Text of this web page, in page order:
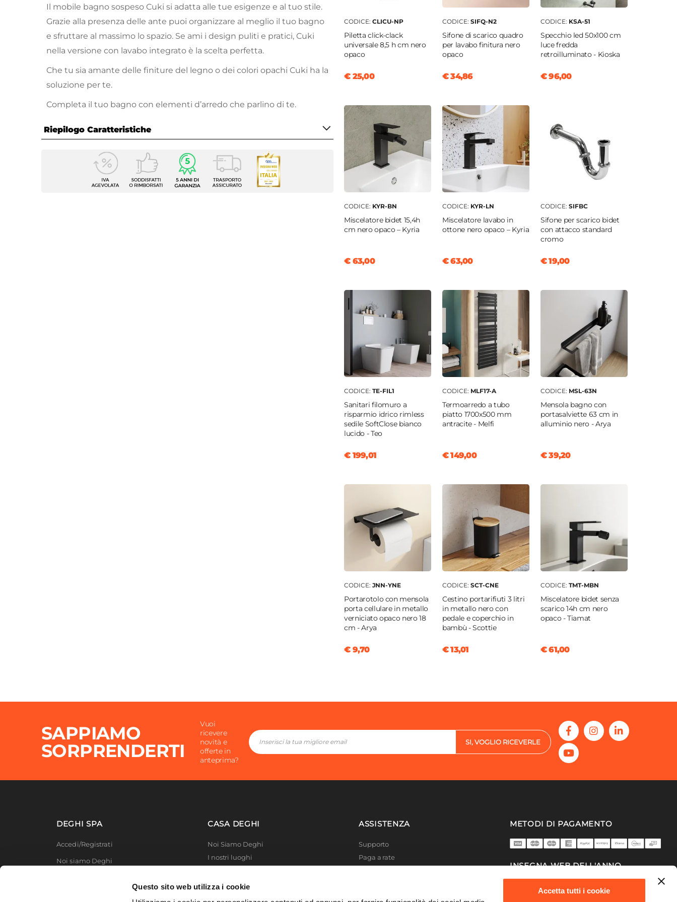
Questo sito web utilizza i cookie
Accetta tutti i cookie
Il mobile bagno sospeso Cuki si adatta alle tue esigenze e al tuo stile.
Grazie alla presenza delle ante puoi organizzare al meglio il tuo bagno
e sfruttare al massimo lo spazio. Se ami i design puliti e pratici, Cuki
nella versione con lavabo integrato è la scelta perfetta.
Che tu sia amante delle finiture del legno o dei colori opachi Cuki ha la
soluzione per te.
Completa il tuo bagno con elementi d’arredo che parlino di te.
Riepilogo Caratteristiche
Caratteristiche Mobile
Larghezza
160 cm
Profondità
45,8 cm
CODICE: CLICU-NP
Piletta click-clack
universale 8,5 h cm nero
opaco
€ 25,00
CODICE: SIFQ-N2
Sifone di scarico quadro
per lavabo finitura nero
opaco
€ 34,86
CODICE: KSA-51
Specchio led 50x100 cm
luce fredda
retroilluminato - Kioska
€ 96,00
CODICE: KYR-BN
Miscelatore bidet 15,4h
cm nero opaco – Kyria
€ 63,00
CODICE: KYR-LN
Miscelatore lavabo in
ottone nero opaco – Kyria
€ 63,00
CODICE: SIFBC
Sifone per scarico bidet
con attacco standard
cromo
€ 19,00
CODICE: TE-FIL1
Sanitari filomuro a
risparmio idrico rimless
sedile SoftClose bianco
lucido - Teo
€ 199,01
CODICE: MLF17-A
Termoarredo a tubo
piatto 1700x500 mm
antracite - Melfi
€ 149,00
CODICE: MSL-63N
Mensola bagno con
portasalviette 63 cm in
alluminio nero - Arya
€ 39,20
CODICE: JNN-YNE
Portarotolo con mensola
porta cellulare in metallo
verniciato opaco nero 18
cm - Arya
€ 9,70
CODICE: SCT-CNE
Cestino portarifiuti 3 litri
in metallo nero con
pedale e coperchio in
bambù - Scottie
€ 13,01
CODICE: TMT-MBN
Miscelatore bidet senza
scarico 14h cm nero
opaco - Tiamat
€ 61,00
SAPPIAMO
SORPRENDERTI
Vuoi
ricevere
novità e
offerte in
anteprima?
SI, VOGLIO RICEVERLE
DEGHI SPA
Accedi/Registrati
Noi siamo Deghi
CASA DEGHI
Noi Siamo Deghi
I nostri luoghi
MFT - La produzione
ASSISTENZA
Supporto
Paga a rate
METODI DI PAGAMENTO
INSEGNA WEB DELL'ANNO